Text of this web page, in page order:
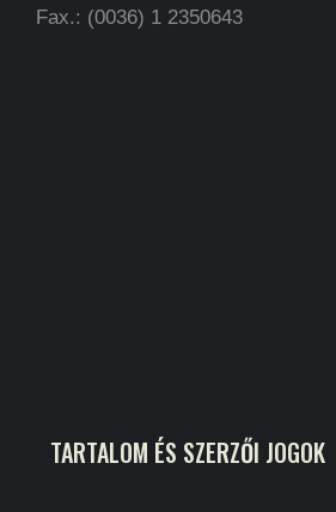
Fax.: (0036) 1 2350643
TARTALOM ÉS SZERZŐI JOGOK